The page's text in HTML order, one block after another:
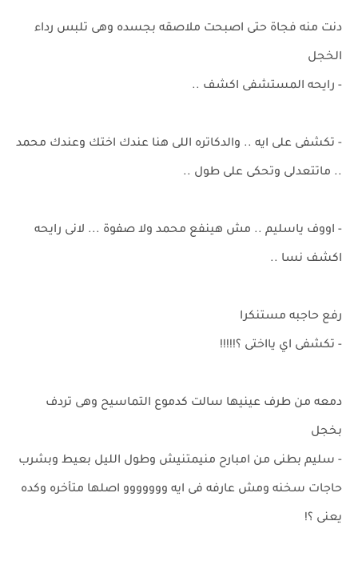
دنت منه فجاة حتى اصبحت ملاصقه بجسده وهى تلبس رداء
الخجل
- رايحه المستشفى اكشف ..
- تكشفى على ايه .. والدكاتره اللى هنا عندك اختك وعندك محمد
.. ماتتعدلى وتحكى على طول ..
- اووف ياسليم .. مش هينفع محمد ولا صفوة ... لانى رايحه
اكشف نسا ..
رفع حاجبه مستنكرا
- تكشفى اي يااختى ؟!!!!!
دمعه من طرف عينيها سالت كدموع التماسيح وهى تردف
بخجل
- سليم بطنى من امبارح منيمتنيش وطول الليل بعيط وبشرب
حاجات سخنه ومش عارفه فى ايه ووووووو اصلها متأخره وكده
يعنى ؟!